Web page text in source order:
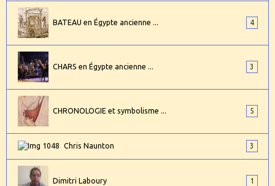
BATEAU en Égypte ancienne ... 4
CHARS en Égypte ancienne ... 3
CHRONOLOGIE et symbolisme ... 5
Chris Naunton 3
Dimitri Laboury 1